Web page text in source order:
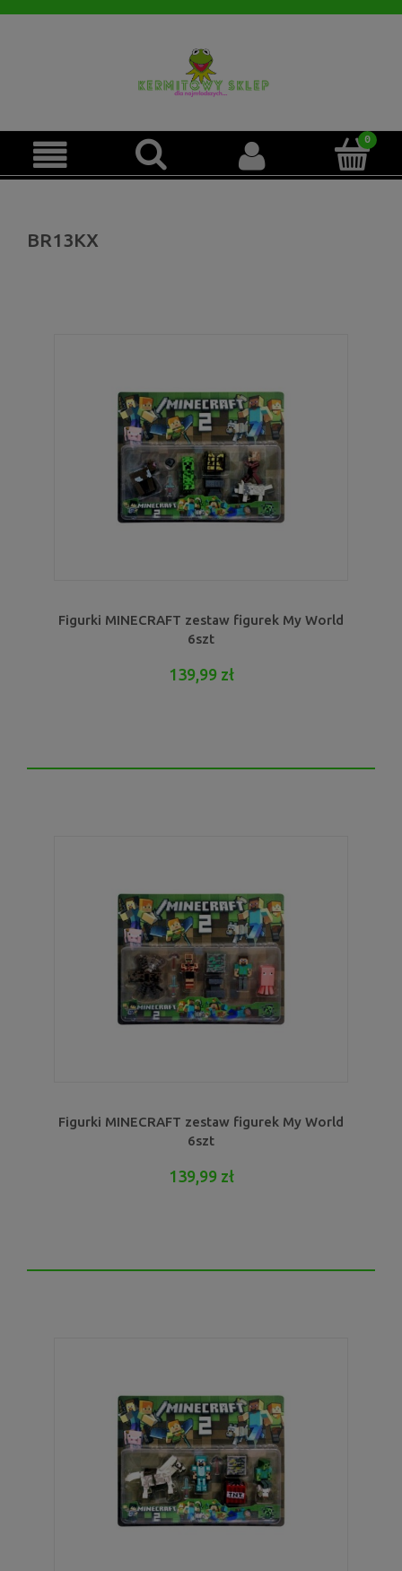
BR13KX
Figurki MINECRAFT zestaw figurek My World
6szt
139,99 zł
Figurki MINECRAFT zestaw figurek My World
6szt
139,99 zł